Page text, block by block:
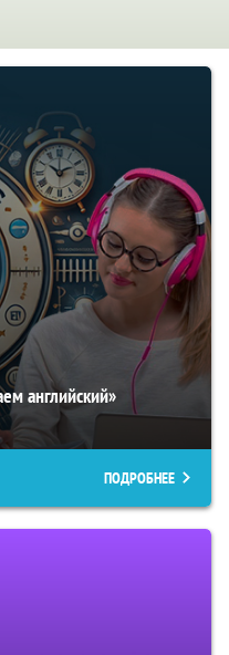
английский»
ПОДРОБНЕЕ